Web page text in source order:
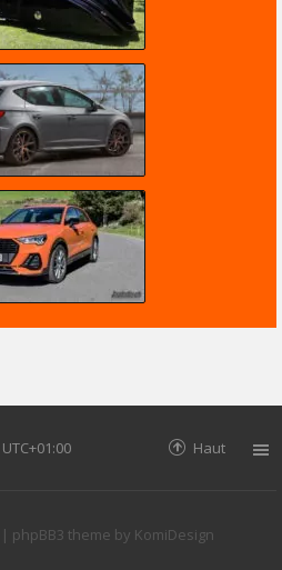
UTC+01:00 Haut
| phpBB3 theme by KomiDesign